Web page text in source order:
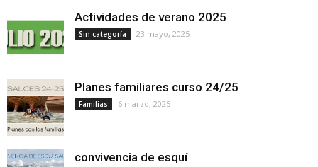
Actividades de verano 2025
Sin categoría 23 mayo, 2025
Planes familiares curso 24/25
Familias 6 marzo, 2025
convivencia de esquí